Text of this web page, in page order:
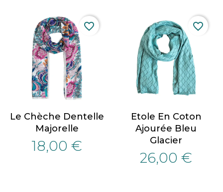
Le Chèche Dentelle
Majorelle
18,00 €
favorite_border
Etole En Coton
Ajourée Bleu
Glacier
26,00 €
favorite_border